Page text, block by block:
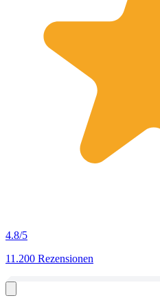
4.8/5
11.200 Rezensionen